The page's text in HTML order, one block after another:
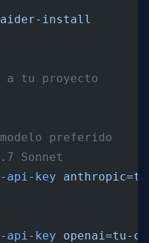
aider-install
a tu proyecto
preferido
Sonnet
api-key
api-key openai=tu-